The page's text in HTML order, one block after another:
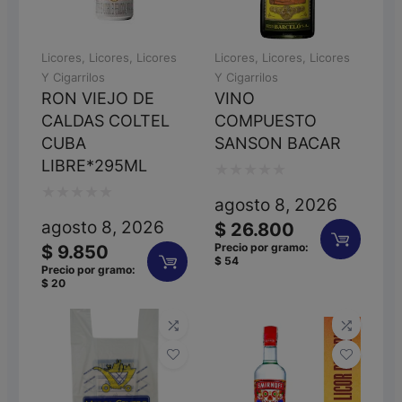
Licores, Licores, Licores
Y Cigarrilos
RON VIEJO DE
CALDAS COLTEL
CUBA
LIBRE*295ML
con
0
de
agosto 8, 2026
$ 9.850
Precio por gramo:
$ 20
Licores, Licores, Licores
Y Cigarrilos
VINO
COMPUESTO
SANSON BACAR
con
0
de
agosto 8, 2026
$ 26.800
Precio por gramo:
$ 54